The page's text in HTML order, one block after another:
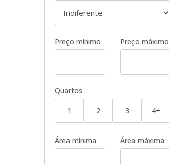
Preço mínimo Preço máximo
Quartos
1 2 3 4+
Área mínima Área máxima